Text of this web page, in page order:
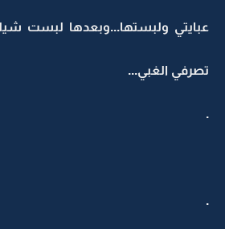
عبايتي ولبستها...وبعدها لبست
تصرفي الغبي...
.
.